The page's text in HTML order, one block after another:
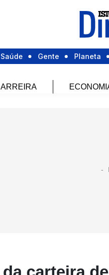
Saúde Gente Planeta